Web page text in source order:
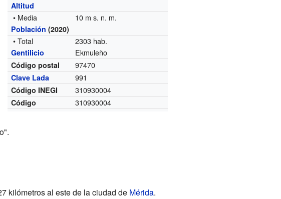
Altitud
• Media 10 m s. n. m.
Población (2020)
• Total 2303 hab.
Gentilicio Ekmuleño
Código postal 97470
Clave Lada 991
Código INEGI 310930004
Código 310930004
kilómetros al este de la ciudad de Mérida.